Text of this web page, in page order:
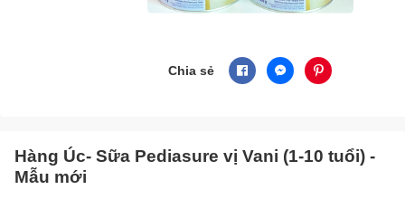
Chia sẻ
Hàng Úc- Sữa Pediasure vị Vani (1-10 tuổi) -
Mẫu mới